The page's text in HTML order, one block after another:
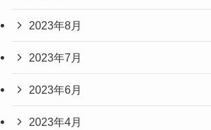
2023年8月
2023年7月
2023年6月
2023年4月